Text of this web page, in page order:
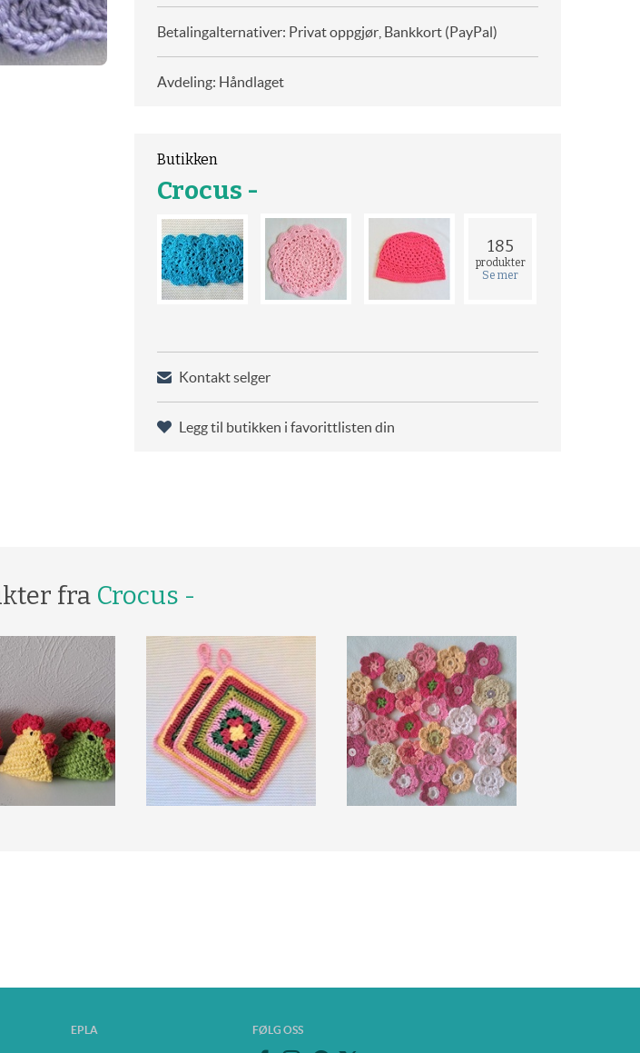
Betalingalternativer: Privat oppgjør, Bankkort (PayPal)
Avdeling: Håndlaget
Butikken
Crocus -
185
produkter
Se mer
Kontakt selger
Legg til butikken i favorittlisten din
fra Crocus -
EPLA FØLG OSS